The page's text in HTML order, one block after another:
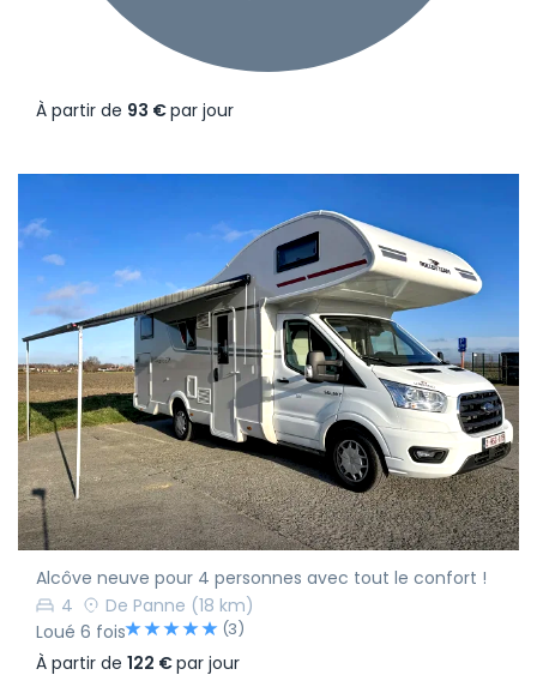
À partir de 93 €par jour
Alcôve neuve pour 4 personnes avec tout le confort !
4
De Panne (18 km)
Loué 6 fois
(3)
À partir de 122 €par jour